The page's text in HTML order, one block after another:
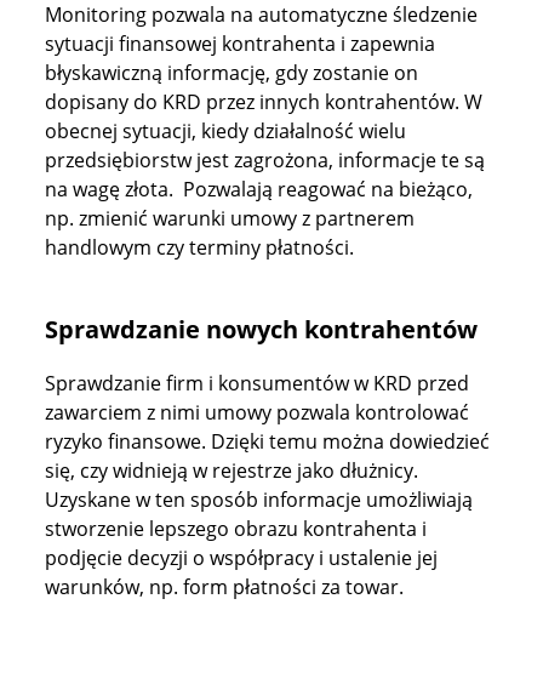
Monitoring pozwala na automatyczne śledzenie
sytuacji finansowej kontrahenta i zapewnia
błyskawiczną informację, gdy zostanie on
dopisany do KRD przez innych kontrahentów. W
obecnej sytuacji, kiedy działalność wielu
przedsiębiorstw jest zagrożona, informacje te są
na wagę złota. Pozwalają reagować na bieżąco,
np. zmienić warunki umowy z partnerem
handlowym czy terminy płatności.
Sprawdzanie nowych kontrahentów
Sprawdzanie firm i konsumentów w KRD przed
zawarciem z nimi umowy pozwala kontrolować
ryzyko finansowe. Dzięki temu można dowiedzieć
się, czy widnieją w rejestrze jako dłużnicy.
Uzyskane w ten sposób informacje umożliwiają
stworzenie lepszego obrazu kontrahenta i
podjęcie decyzji o współpracy i ustalenie jej
warunków, np. form płatności za towar.